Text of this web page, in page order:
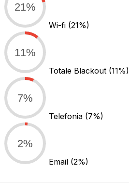
21%
Wi-fi (21%)
11%
Totale Blackout (11%)
7%
Telefonia (7%)
2%
Email (2%)